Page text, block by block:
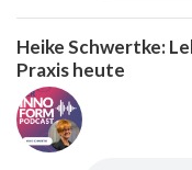
Heike Schwertke:
Praxis heute